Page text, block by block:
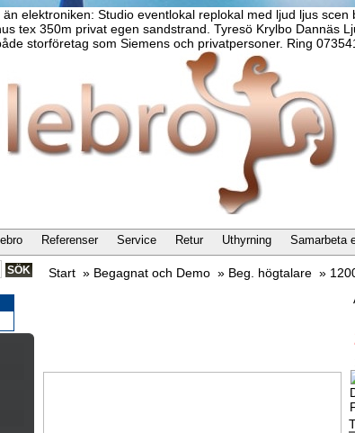
elektroniken: Studio eventlokal replokal med ljud ljus
tex 350m privat egen sandstrand. Tyresö Krylbo Dannäs
storföretag som Siemens och privatpersoner. Ring
Referenser Service Retur Uthyrning Samarbeta
Start » Begagnat och Demo » Beg. högtalare »